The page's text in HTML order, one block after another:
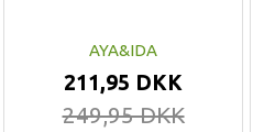
AYA&IDA
211,95 DKK
249,95 DKK